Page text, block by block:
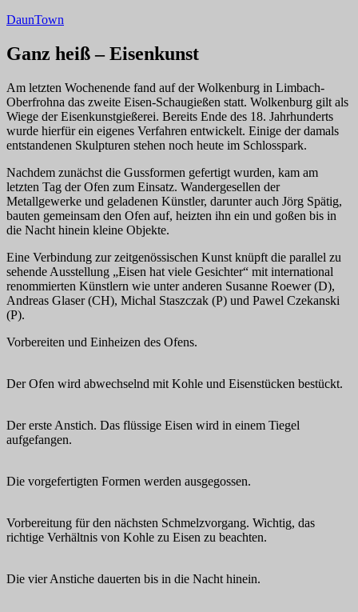
Zum
springen
DaunTown
Ganz heiß – Eisenkunst
Am letzten Wochenende fand auf der Wolkenburg in Limbach-
Oberfrohna das zweite Eisen-Schaugießen statt. Wolkenburg gilt als
Wiege der Eisenkunstgießerei. Bereits Ende des 18. Jahrhunderts
wurde hierfür ein eigenes Verfahren entwickelt. Einige der damals
entstandenen Skulpturen stehen noch heute im Schlosspark.
Nachdem zunächst die Gussformen gefertigt wurden, kam am
letzten Tag der Ofen zum Einsatz. Wandergesellen der
Metallgewerke und geladenen Künstler, darunter auch Jörg Spätig,
bauten gemeinsam den Ofen auf, heizten ihn ein und goßen bis in
die Nacht hinein kleine Objekte.
Eine Verbindung zur zeitgenössischen Kunst knüpft die parallel zu
sehende Ausstellung „Eisen hat viele Gesichter“ mit international
renommierten Künstlern wie unter anderen Susanne Roewer (D),
Andreas Glaser (CH), Michal Staszczak (P) und Pawel Czekanski
(P).
Vorbereiten und Einheizen des Ofens.
Der Ofen wird abwechselnd mit Kohle und Eisenstücken bestückt.
Der erste Anstich. Das flüssige Eisen wird in einem Tiegel
aufgefangen.
Die vorgefertigten Formen werden ausgegossen.
Vorbereitung für den nächsten Schmelzvorgang. Wichtig, das
richtige Verhältnis von Kohle zu Eisen zu beachten.
Die vier Anstiche dauerten bis in die Nacht hinein.